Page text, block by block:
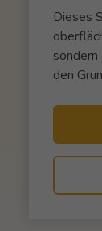
Dieses
den